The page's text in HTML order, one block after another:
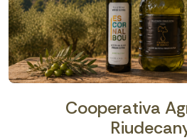
Cooperativa